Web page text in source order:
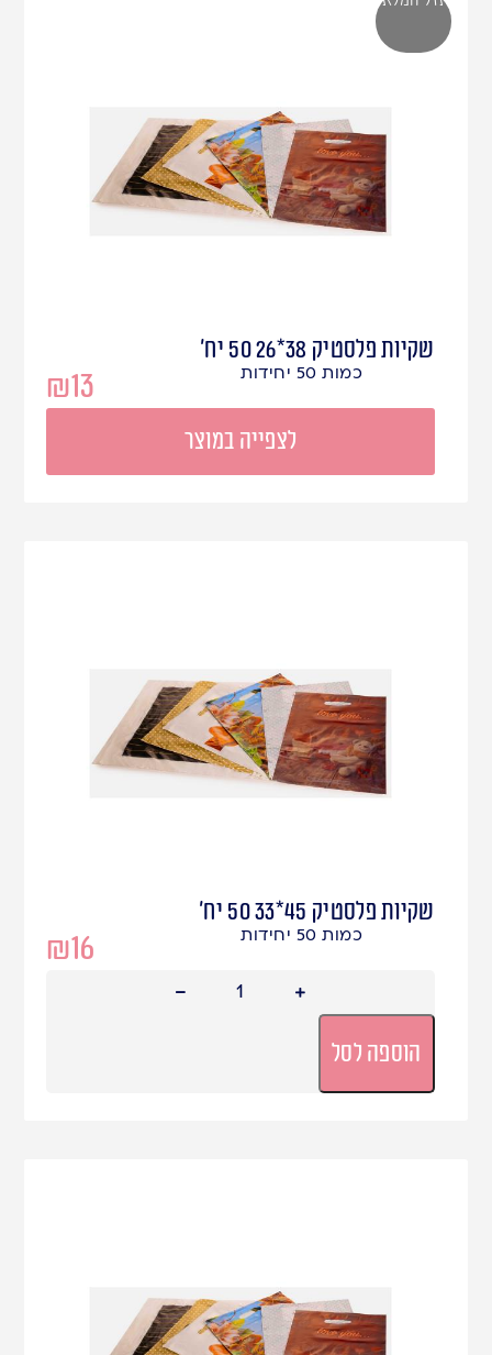
שקיות פלסטיק 38*26 50 יח'
₪13 כמות 50 יחידות
לצפייה במוצר
שקיות פלסטיק 45*33 50 יח'
₪16 כמות 50 יחידות
הוספה לסל